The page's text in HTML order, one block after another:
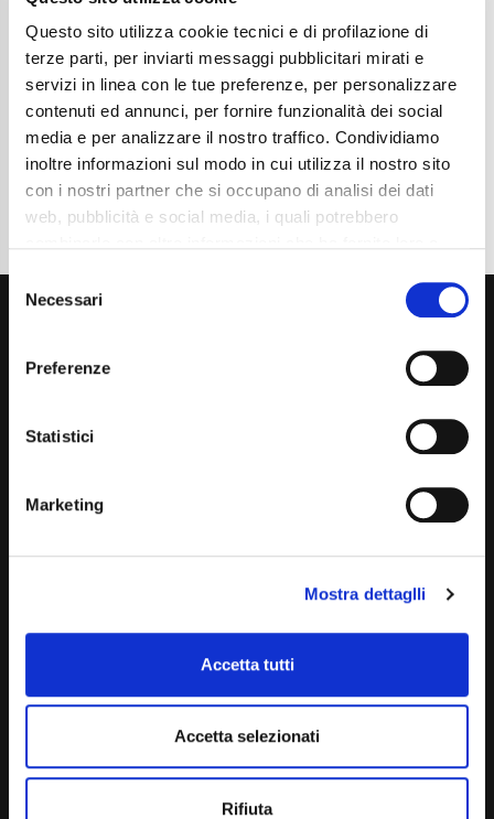
Questo sito utilizza cookie tecnici e di profilazione di
terze parti, per inviarti messaggi pubblicitari mirati e
servizi in linea con le tue preferenze, per personalizzare
contenuti ed annunci, per fornire funzionalità dei social
media e per analizzare il nostro traffico. Condividiamo
inoltre informazioni sul modo in cui utilizza il nostro sito
con i nostri partner che si occupano di analisi dei dati
web, pubblicità e social media, i quali potrebbero
mera chiusura del banner non comporta l’accettazione
tutti” o selezionando le diverse categorie di cookies
Consent
Selection
Necessari
Preferenze
Statistici
Marketing
Mostra dettaglli
Accetta tutti
Accetta selezionati
Rifiuta
Tipo Di Carburante
Elettrica/Benzina
Automatico
Normativa Euro
Euro6e
Dettaglio
Via Giuditta Pasta 2, Como (CO) 22100
UFFICIO VENDITE